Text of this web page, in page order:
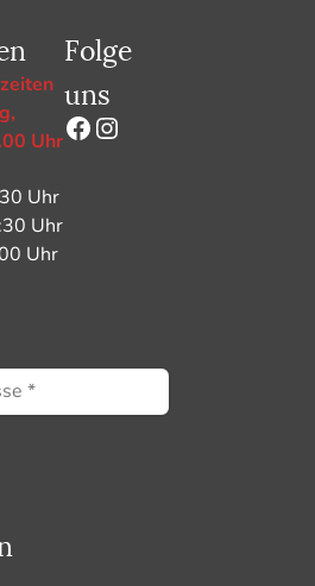
Uhr
Uhr
Uhr
Uhr
Folge
uns
Facebook
Instagram